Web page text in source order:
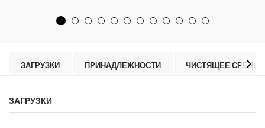
ЗАГРУЗКИ ПРИНАДЛЕЖНОСТИ ЧИСТЯЩЕЕ
ЗАГРУЗКИ